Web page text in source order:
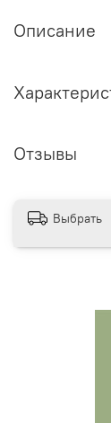
Описание
Отзывы
Выбрать